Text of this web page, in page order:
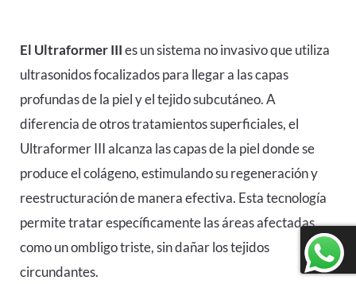
El Ultraformer IIIes un sistema no invasivo que utiliza
ultrasonidos focalizados para llegar a las capas
profundas de la piel y el tejido subcutáneo. A
diferencia de otros tratamientos superficiales, el
Ultraformer IIIalcanza las capas de la piel donde se
produce el colágeno, estimulando su regeneración y
reestructuración de manera efectiva. Esta tecnología
permite tratar específicamente las áreas afectadas,
como un ombligo triste, sin dañar los tejidos
circundantes.